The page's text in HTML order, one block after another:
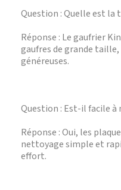
Question : Quelle est la
Réponse : Le gaufrier
gaufres de grande
généreuses.
Question : Est-il facile à
Réponse : Oui, les
nettoyage simple et
effort.